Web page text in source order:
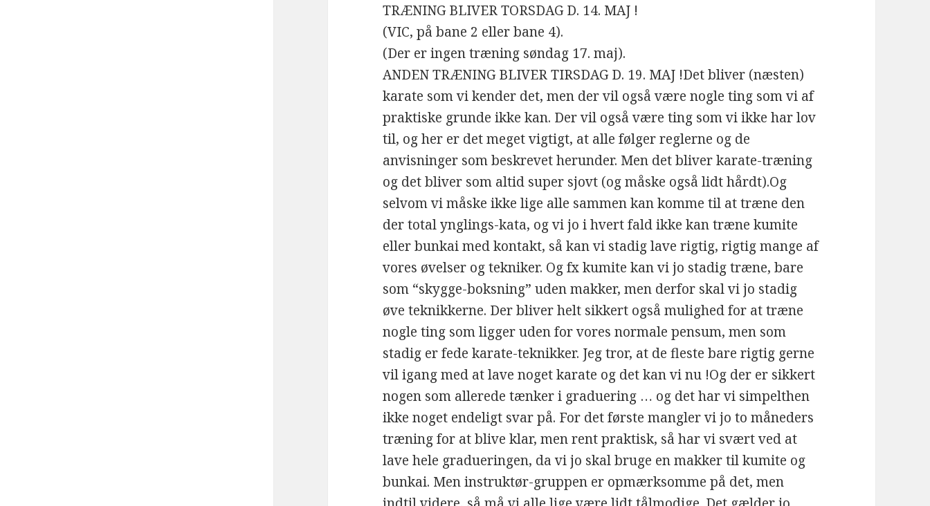
TRÆNING BLIVER TORSDAG D. 14. MAJ !
(VIC, på bane 2 eller bane 4).
(Der er ingen træning søndag 17. maj).
ANDEN TRÆNING BLIVER TIRSDAG D. 19. MAJ !Det bliver (næsten)
karate som vi kender det, men der vil også være nogle ting som vi af
praktiske grunde ikke kan. Der vil også være ting som vi ikke har lov
til, og her er det meget vigtigt, at alle følger reglerne og de
anvisninger som beskrevet herunder. Men det bliver karate-træning
og det bliver som altid super sjovt (og måske også lidt hårdt).Og
selvom vi måske ikke lige alle sammen kan komme til at træne den
der total ynglings-kata, og vi jo i hvert fald ikke kan træne kumite
eller bunkai med kontakt, så kan vi stadig lave rigtig, rigtig mange af
vores øvelser og tekniker. Og fx kumite kan vi jo stadig træne, bare
som “skygge-boksning” uden makker, men derfor skal vi jo stadig
øve teknikkerne. Der bliver helt sikkert også mulighed for at træne
nogle ting som ligger uden for vores normale pensum, men som
stadig er fede karate-teknikker. Jeg tror, at de fleste bare rigtig gerne
vil igang med at lave noget karate og det kan vi nu !Og der er sikkert
nogen som allerede tænker i graduering … og det har vi simpelthen
ikke noget endeligt svar på. For det første mangler vi jo to måneders
træning for at blive klar, men rent praktisk, så har vi svært ved at
lave hele gradueringen, da vi jo skal bruge en makker til kumite og
bunkai. Men instruktør-gruppen er opmærksomme på det, men